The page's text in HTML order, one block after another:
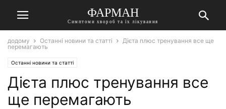
ФАРМАН
Симптоми хвороб та їх лікування
додому Останні новини та статті
Дієта плюс тренування все ще
перемагають
Останні новини та статті
Дієта плюс тренування все
ще перемагають